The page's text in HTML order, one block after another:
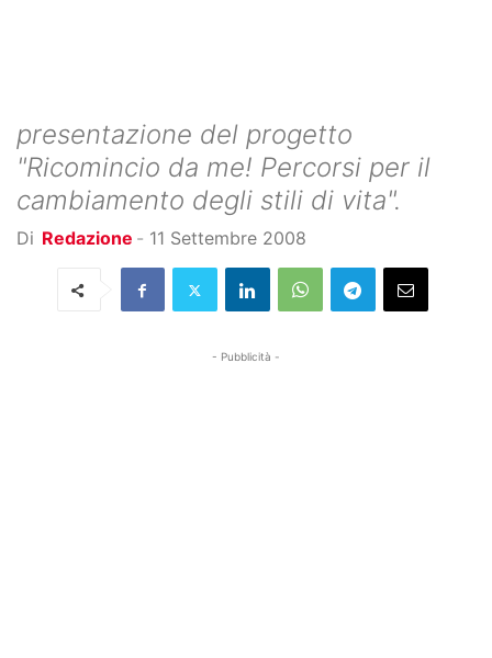
presentazione del progetto
"Ricomincio da me! Percorsi per il
cambiamento degli stili di vita".
Di Redazione - 11 Settembre 2008
- Pubblicità -